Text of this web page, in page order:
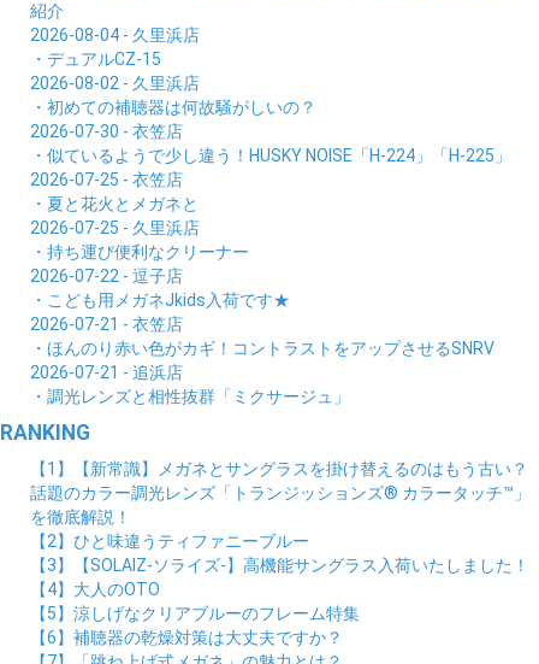
紹介
2026-08-04 - 久里浜店
・デュアルCZ-15
2026-08-02 - 久里浜店
・初めての補聴器は何故騒がしいの？
2026-07-30 - 衣笠店
・似ているようで少し違う！HUSKY NOISE「H-224」「H-225」
2026-07-25 - 衣笠店
・夏と花火とメガネと
2026-07-25 - 久里浜店
・持ち運び便利なクリーナー
2026-07-22 - 逗子店
・こども用メガネJkids入荷です★
2026-07-21 - 衣笠店
・ほんのり赤い色がカギ！コントラストをアップさせるSNRV
2026-07-21 - 追浜店
・調光レンズと相性抜群「ミクサージュ」
RANKING
【1】【新常識】メガネとサングラスを掛け替えるのはもう古い？
話題のカラー調光レンズ「トランジッションズ® カラータッチ™」
を徹底解説！
【2】ひと味違うティファニーブルー
【3】【SOLAIZ-ソライズ-】高機能サングラス入荷いたしました！
【4】大人のOTO
【5】涼しげなクリアブルーのフレーム特集
【6】補聴器の乾燥対策は大丈夫ですか？